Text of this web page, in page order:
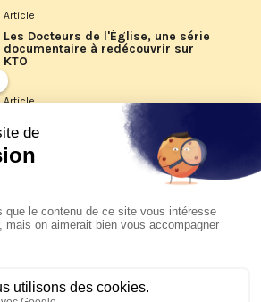
Article
Les Docteurs de l'Église, une série
documentaire à redécouvrir sur
KTO
Article
Les reportages d'été 2026 de KTO
La visite pastorale du pape Léon
XIV à Assise à suivre sur KTO le
jeudi 6 août
Le pape en Uruguay, Argentine et